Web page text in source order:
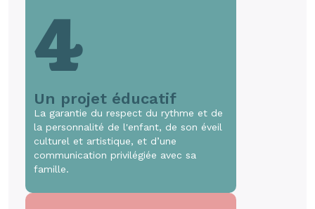
4
Un projet éducatif
La garantie du respect du rythme et de
la personnalité de l'enfant, de son éveil
culturel et artistique, et d’une
communication privilégiée avec sa
famille.